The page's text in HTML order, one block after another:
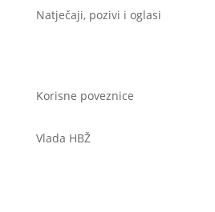
Natječaji, pozivi i oglasi
Korisne poveznice
Vlada HBŽ